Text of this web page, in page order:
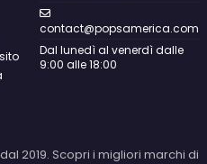
contact@popsamerica.com
Dal lunedì al venerdì dalle
9:00 alle 18:00
2019. Scopri i migliori marchi di